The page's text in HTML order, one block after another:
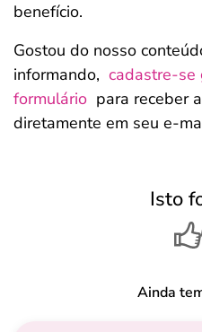
benefício.
Gostou do nosso
informando, cadastre-se
formulário para receber
diretamente em seu e-
Isto
Ainda